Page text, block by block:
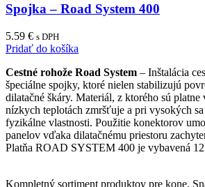
Spojka – Road System 400
5.59 € s DPH
Pridať do košíka
Cestné rohože Road System – Inštalácia
špeciálne spojky, ktoré nielen stabilizujú
dilatačné škáry. Materiál, z ktorého sú platne
nízkych teplotách zmršťuje a pri vysokých
fyzikálne vlastnosti. Použitie konektorov
panelov vďaka dilatačnému priestoru
Platňa ROAD SYSTEM 400 je vybavená
Kompletný sortiment produktov pre kone.